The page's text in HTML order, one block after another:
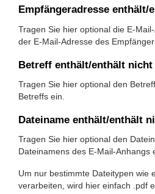
Empfängeradresse enthält/
Tragen Sie hier optional die E-
der E-Mail-Adresse des
Betreff enthält/enthält nicht
Tragen Sie hier optional den
Betreffs ein.
Dateiname enthält/enthält
Tragen Sie hier optional den
Dateinamens des E-Mail-Anhangs
Um nur bestimmte Dateitypen wie
verarbeiten, wird hier einfach .pdf